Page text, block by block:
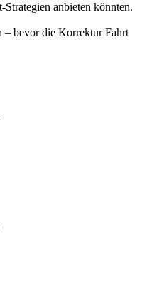
anbieten könnten.
– bevor die Korrektur Fahrt